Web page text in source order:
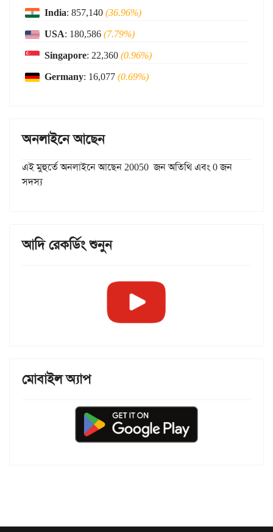
India: 857,140(36.96%)
USA: 180,586(7.79%)
Singapore: 22,360(0.96%)
Germany: 16,077(0.69%)
অনলাইনে আছেন
এই মুহুর্তে অনলাইনে আছেন 20050 জন অতিথি এবং 0 জন
সদস্য
আদি রেকর্ডিং শুনুন
মোবাইল অ্যাপ